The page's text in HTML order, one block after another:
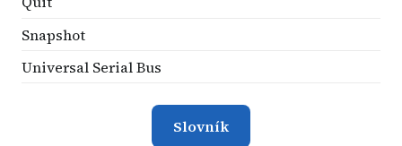
Snapshot
Universal Serial Bus
Slovník